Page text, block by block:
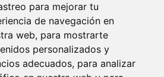
para mejorar tu
de navegación en
web, para mostrarte
personalizados y
adecuados, para analizar
cookies preferences
© 2025 vicios.es